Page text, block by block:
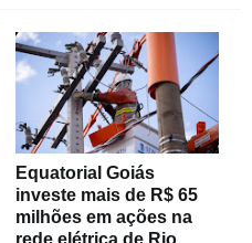
Equatorial Goiás
investe mais de R$ 65
milhões em ações na
rede elétrica de Rio